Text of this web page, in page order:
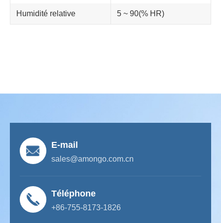
Humidité relative 5 ~ 90(% HR)
E-mail
sales@amongo.com.cn
Téléphone
+86-755-8173-1826